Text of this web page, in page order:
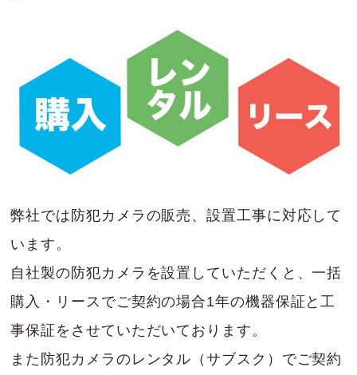
弊社では防犯カメラの販売、設置工事に対応して
います。
自社製の防犯カメラを設置していただくと、一括
購入・リースでご契約の場合1年の機器保証と工
事保証をさせていただいております。
また防犯カメラのレンタル（サブスク）でご契約